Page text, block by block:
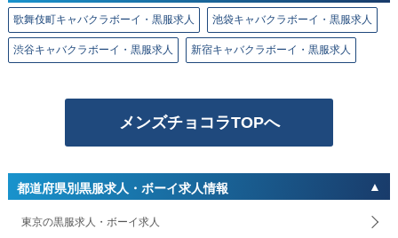
歌舞伎町キャバクラボーイ・黒服求人 池袋キャバクラボーイ・黒服求人
渋谷キャバクラボーイ・黒服求人 新宿キャバクラボーイ・黒服求人
メンズチョコラTOPへ
都道府県別黒服求人・ボーイ求人情報
東京の黒服求人・ボーイ求人